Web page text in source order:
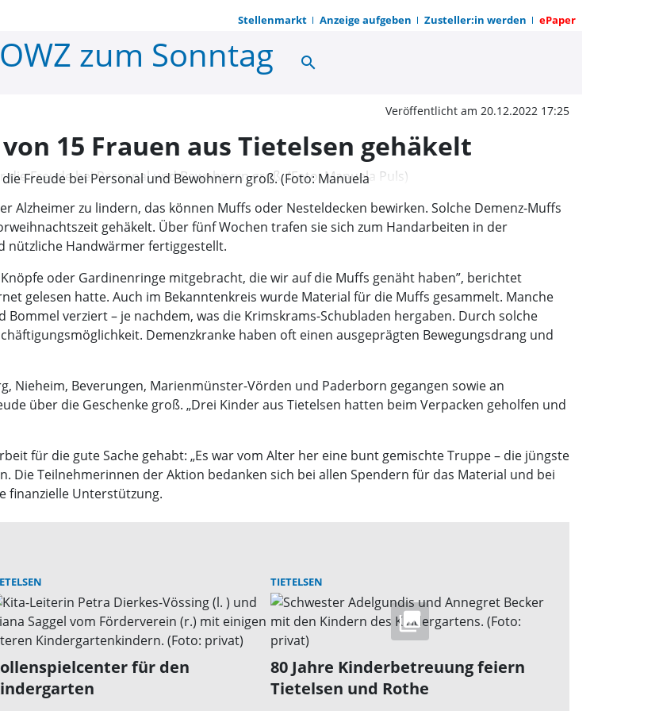
Stellenmarkt Anzeige aufgeben Zusteller:in werden ePaper
67 Muffs für Altenheime von 15
search
Veröffentlicht am 20.12.2022 17:25
15 Frauen aus Tietelsen gehäkelt
Freude bei Personal und Bewohnern groß. (Foto: Manuela
Alzheimer zu lindern, das können Muffs oder Nesteldecken bewirken. Solche Demenz-Muffs
gehäkelt. Über fünf Wochen trafen sie sich zum Handarbeiten in der
nützliche Handwärmer fertiggestellt.
oder Gardinenringe mitgebracht, die wir auf die Muffs genäht haben”, berichtet
gelesen hatte. Auch im Bekanntenkreis wurde Material für die Muffs gesammelt. Manche
verziert – je nachdem, was die Krimskrams-Schubladen hergaben. Durch solche
Demenzkranke haben oft einen ausgeprägten Bewegungsdrang und
Nieheim, Beverungen, Marienmünster-Vörden und Paderborn gegangen sowie an
über die Geschenke groß. „Drei Kinder aus Tietelsen hatten beim Verpacken geholfen und
für die gute Sache gehabt: „Es war vom Alter her eine bunt gemischte Truppe – die jüngste
Die Teilnehmerinnen der Aktion bedanken sich bei allen Spendern für das Material und bei
finanzielle Unterstützung.
für den
TIETELSEN
80 Jahre Kinderbetreuung feiern
Tietelsen und Rothe